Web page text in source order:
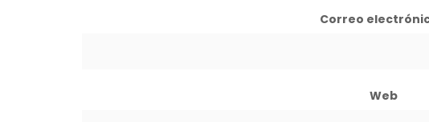
Correo
Web